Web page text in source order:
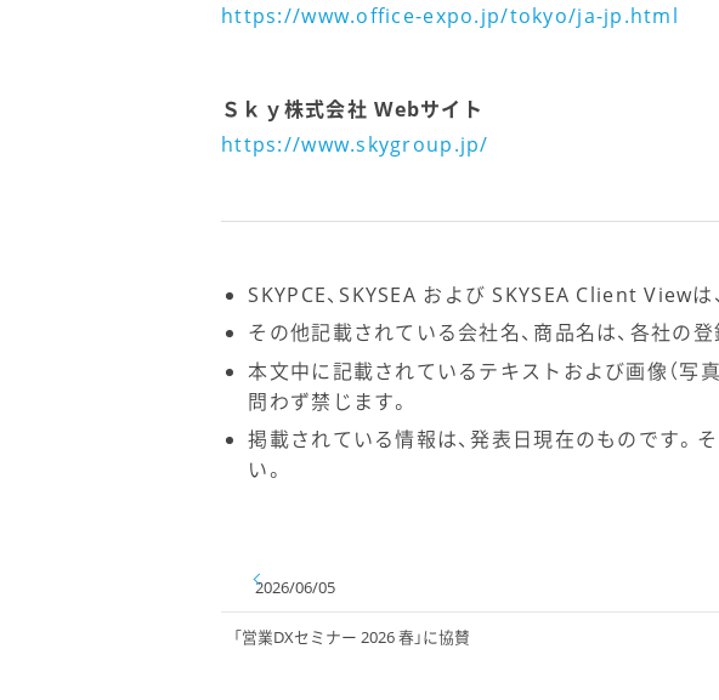
https://www.office-expo.jp/tokyo/ja-jp.html
Ｓｋｙ株式会社 Webサイト
https://www.skygroup.jp/
SKYPCE、SKYSEA および SKYSEA Client View
その他記載されている会社名、商品名は、各社の
本文中に記載されているテキストおよび画像（写
問わず禁じます。
掲載されている情報は、発表日現在のものです。
い。
2026/06/05
「営業DXセミナー 2026 春」に協賛